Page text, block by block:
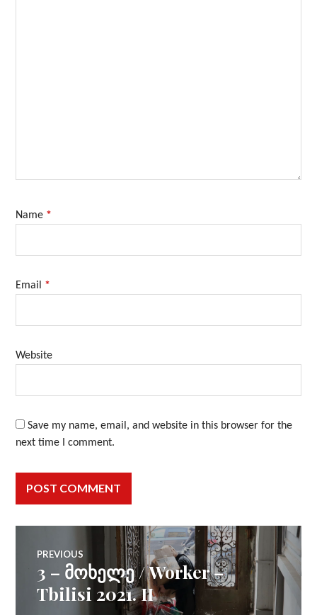
Name *
Email *
Website
Save my name, email, and website in this browser for the
next time I comment.
Post
navigation
PREVIOUS
Previous
post:
3 – მოხელე / Worker –
Tbilisi 2021. II